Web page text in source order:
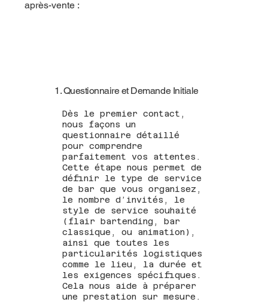
après-vente :
1. Questionnaire et Demande Initiale
Dès le premier contact,
nous façons un
questionnaire détaillé
pour comprendre
parfaitement vos attentes.
Cette étape nous permet de
définir le type de service
de bar que vous organisez,
le nombre d’invités, le
style de service souhaité
(flair bartending, bar
classique, ou animation),
ainsi que toutes les
particularités logistiques
comme le lieu, la durée et
les exigences spécifiques.
Cela nous aide à préparer
une prestation sur mesure.